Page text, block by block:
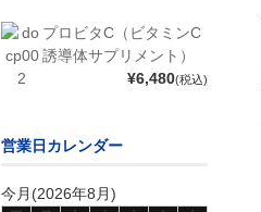
プロビタC（ビタミンC
誘導体サプリメント）
¥6,480(税込)
営業日カレンダー
今月(2026年8月)